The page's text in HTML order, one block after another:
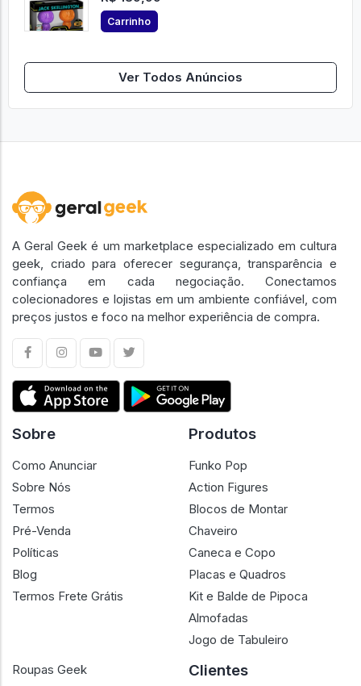
Carrinho
Ver Todos Anúncios
A Geral Geek é um marketplace especializado em cultura
geek, criado para oferecer segurança, transparência e
confiança em cada negociação. Conectamos
colecionadores e lojistas em um ambiente confiável, com
preços justos e foco na melhor experiência de compra.
Sobre
Como Anunciar
Sobre Nós
Termos
Pré-Venda
Políticas
Blog
Termos Frete Grátis
Produtos
Funko Pop
Action Figures
Blocos de Montar
Chaveiro
Caneca e Copo
Placas e Quadros
Kit e Balde de Pipoca
Almofadas
Jogo de Tabuleiro
Roupas Geek
Clientes